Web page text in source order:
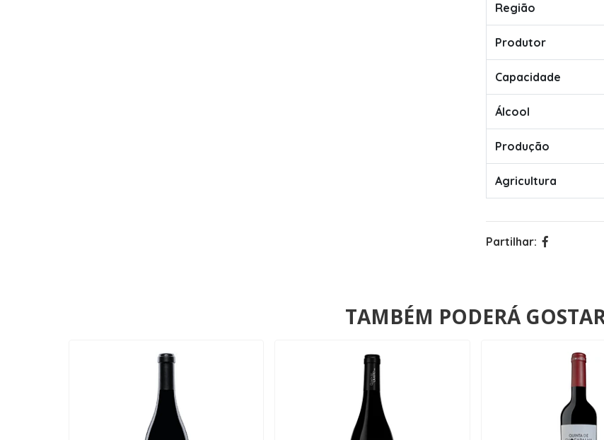
Região
Produtor
Capacidade
Álcool
Produção
Agricultura
Partilhar:
TAMBÉM PODERÁ